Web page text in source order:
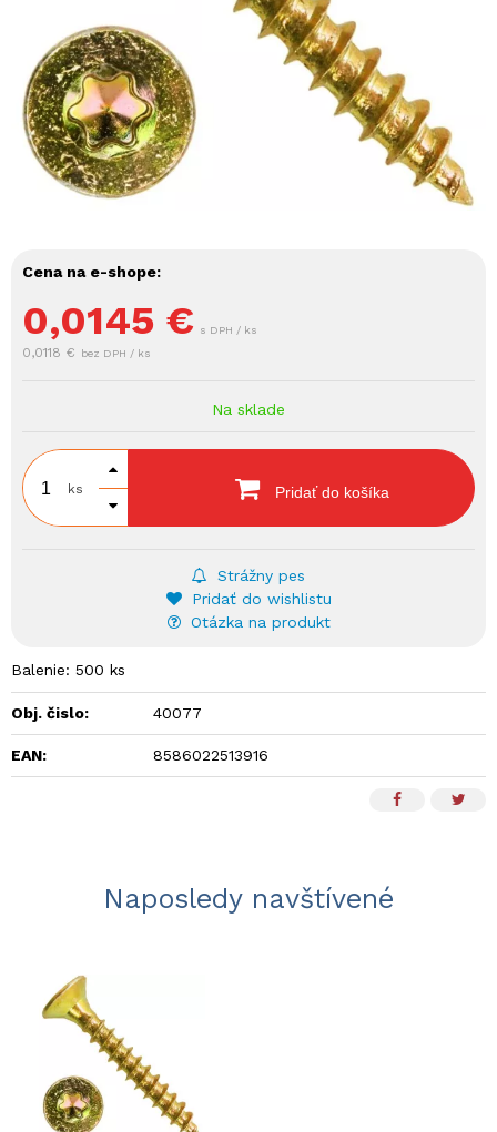
Cena na e-shope:
0,0145 € s DPH / ks
0,0118 € bez DPH / ks
Na sklade
ks Pridať do košíka
Strážny pes
Pridať do wishlistu
Otázka na produkt
Balenie: 500 ks
Obj. čislo: 40077
EAN: 8586022513916
Naposledy navštívené